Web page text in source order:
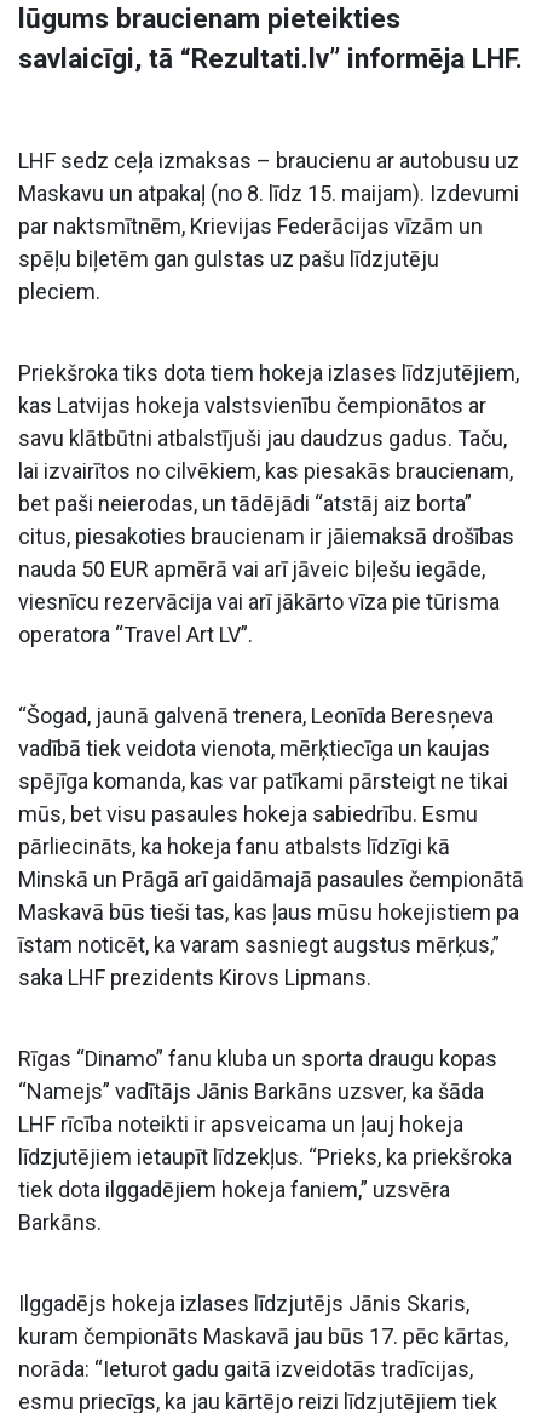
lūgums braucienam pieteikties
savlaicīgi, tā “Rezultati.lv” informēja LHF.
LHF sedz ceļa izmaksas – braucienu ar autobusu uz
Maskavu un atpakaļ (no 8. līdz 15. maijam). Izdevumi
par naktsmītnēm, Krievijas Federācijas vīzām un
spēļu biļetēm gan gulstas uz pašu līdzjutēju
pleciem.
Priekšroka tiks dota tiem hokeja izlases līdzjutējiem,
kas Latvijas hokeja valstsvienību čempionātos ar
savu klātbūtni atbalstījuši jau daudzus gadus. Taču,
lai izvairītos no cilvēkiem, kas piesakās braucienam,
bet paši neierodas, un tādējādi “atstāj aiz borta”
citus, piesakoties braucienam ir jāiemaksā drošības
nauda 50 EUR apmērā vai arī jāveic biļešu iegāde,
viesnīcu rezervācija vai arī jākārto vīza pie tūrisma
operatora “Travel Art LV”.
“Šogad, jaunā galvenā trenera, Leonīda Beresņeva
vadībā tiek veidota vienota, mērķtiecīga un kaujas
spējīga komanda, kas var patīkami pārsteigt ne tikai
mūs, bet visu pasaules hokeja sabiedrību. Esmu
pārliecināts, ka hokeja fanu atbalsts līdzīgi kā
Minskā un Prāgā arī gaidāmajā pasaules čempionātā
Maskavā būs tieši tas, kas ļaus mūsu hokejistiem pa
īstam noticēt, ka varam sasniegt augstus mērķus,”
saka LHF prezidents Kirovs Lipmans.
Rīgas “Dinamo” fanu kluba un sporta draugu kopas
“Namejs” vadītājs Jānis Barkāns uzsver, ka šāda
LHF rīcība noteikti ir apsveicama un ļauj hokeja
līdzjutējiem ietaupīt līdzekļus. “Prieks, ka priekšroka
tiek dota ilggadējiem hokeja faniem,” uzsvēra
Barkāns.
Ilggadējs hokeja izlases līdzjutējs Jānis Skaris,
kuram čempionāts Maskavā jau būs 17. pēc kārtas,
norāda: “Ieturot gadu gaitā izveidotās tradīcijas,
esmu priecīgs, ka jau kārtējo reizi līdzjutējiem tiek